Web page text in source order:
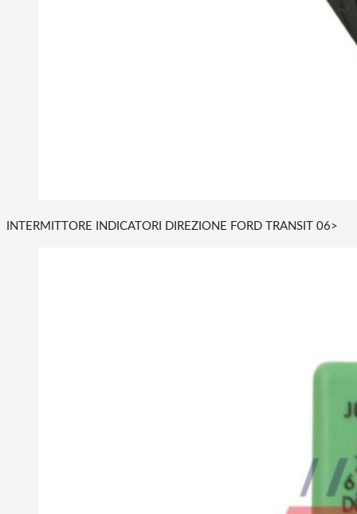
INTERMITTORE INDICATORI DIREZIONE FORD TRANSIT 06>